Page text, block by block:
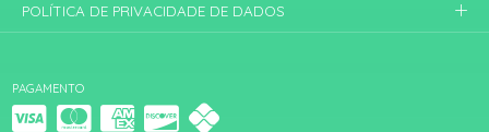
PAGAMENTO
POLÍTICA DE PRIVACIDADE DE DADOS